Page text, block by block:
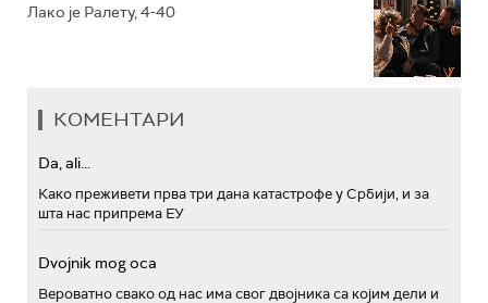
Лако је Ралету, 4-40
КОМЕНТАРИ
Da, ali...
Како преживети прва три дана катастрофе у Србији, и за
шта нас припрема ЕУ
Dvojnik mog oca
Вероватно свако од нас има свог двојника са којим дели и